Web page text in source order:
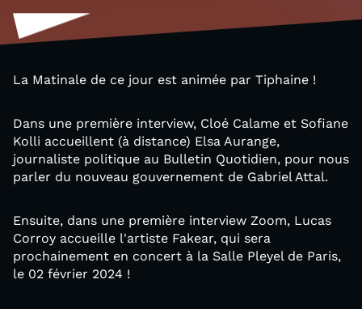
La Matinale de ce jour est animée par Tiphaine !
Dans une première interview, Cloé Calame et Sofiane
Kolli accueillent (à distance) Elsa Aurange,
journaliste politique au Bulletin Quotidien, pour nous
parler du nouveau gouvernement de Gabriel Attal.
Ensuite, dans une première interview Zoom, Lucas
Corroy accueille l'artiste Fakear, qui sera
prochainement en concert à la Salle Pleyel de Paris,
le 02 février 2024 !